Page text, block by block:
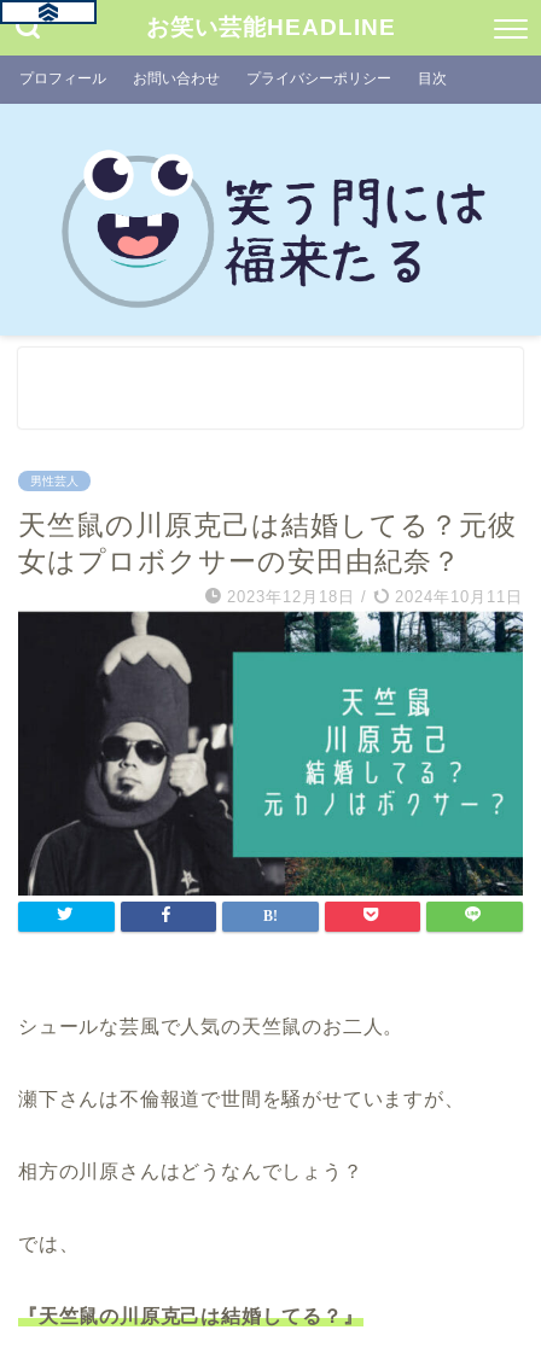
お笑い芸能HEADLINE
プロフィール お問い合わせ プライバシーポリシー 目次
男性芸人
天竺鼠の川原克己は結婚してる？元彼
女はプロボクサーの安田由紀奈？
2023年12月18日 / 2024年10月11日
シュールな芸風で人気の天竺鼠のお二人。
瀬下さんは不倫報道で世間を騒がせていますが、
相方の川原さんはどうなんでしょう？
では、
『天竺鼠の川原克己は結婚してる？』